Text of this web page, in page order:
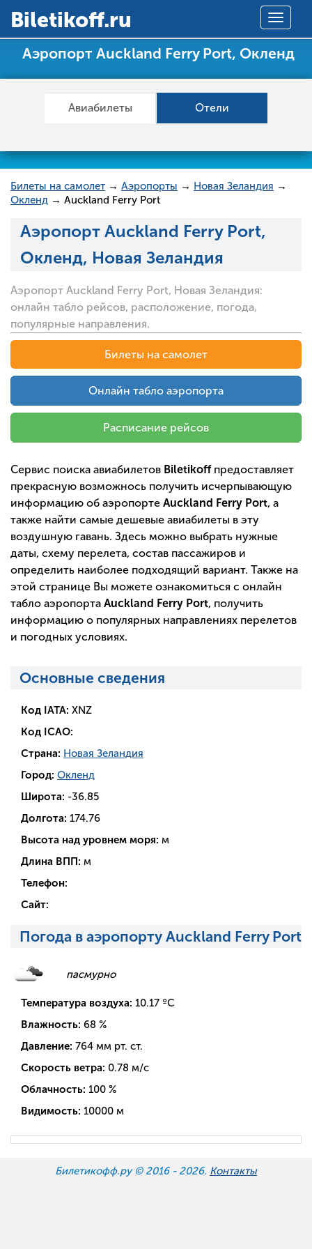
Toggle
Вiletikoff.ru
Аэропорт Auckland Ferry Port, Окленд
Авиабилеты Отели
Билеты на самолет → Аэропорты → Новая Зеландия →
Окленд → Auckland Ferry Port
Аэропорт Auckland Ferry Port,
Окленд, Новая Зеландия
Аэропорт Auckland Ferry Port, Новая Зеландия:
онлайн табло рейсов, расположение, погода,
популярные направления.
Билеты на самолет
Онлайн табло аэропорта
Расписание рейсов
Сервис поиска авиабилетов Biletikoffпредоставляет
прекрасную возможнось получить исчерпывающую
информацию об аэропорте Auckland Ferry Port, а
также найти самые дешевые авиабилеты в эту
воздушную гавань. Здесь можно выбрать нужные
даты, схему перелета, состав пассажиров и
определить наиболее подходящий вариант. Также на
этой странице Вы можете ознакомиться с онлайн
табло аэропорта Auckland Ferry Port, получить
информацию о популярных направлениях перелетов
и погодных условиях.
Основные сведения
Код IATA: XNZ
Код ICAO:
Страна: Новая Зеландия
Город: Окленд
Широта: -36.85
Долгота: 174.76
Высота над уровнем моря: м
Длина ВПП: м
Телефон:
Сайт:
Погода в аэропорту Auckland Ferry Port
пасмурно
Температура воздуха: 10.17 ºC
Влажность: 68 %
Давление: 764 мм рт. ст.
Скорость ветра: 0.78 м/с
Облачность: 100 %
Видимость: 10000 м
Билетикофф.ру © 2016 - 2026. Контакты